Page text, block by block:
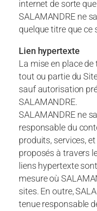
internet de sorte
SALAMANDRE ne
quelque titre que ce
Lien hypertexte
La mise en place
tout ou partie du
sauf autorisation
SALAMANDRE.
SALAMANDRE ne
responsable du
produits, services,
proposés à travers
liens hypertexte
mesure où
sites. En outre,
tenue responsable